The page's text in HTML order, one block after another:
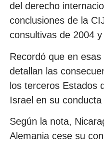
del derecho
conclusiones de la
consultivas de 2004 y
Recordó que en
detallan las
los terceros Estados
Israel en su conducta
Según la nota,
Alemania cese su